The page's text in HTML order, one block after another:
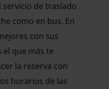
de traslado
como en bus. En
con sus
el que más te
la reserva con
horarios de las